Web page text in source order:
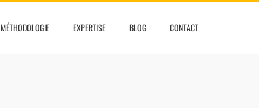
MÉTHODOLOGIE EXPERTISE BLOG CONTACT